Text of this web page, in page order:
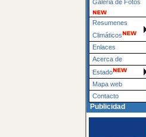
Galeria de Fotos
Resumenes
Climáticos
Enlaces
Acerca de
Estado
Mapa web
Contacto
Publicidad